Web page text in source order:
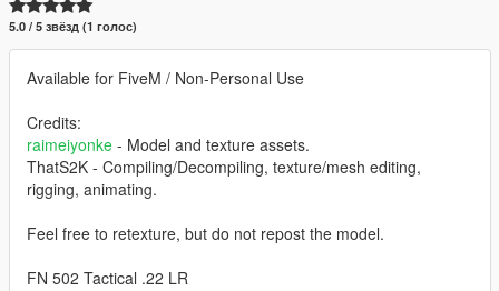
5.0 / 5 звёзд (1 голос)
Available for FiveM / Non-Personal Use
Credits:
raimeiyonke - Model and texture assets.
ThatS2K - Compiling/Decompiling, texture/mesh editing,
rigging, animating.
Feel free to retexture, but do not repost the model.
FN 502 Tactical .22 LR